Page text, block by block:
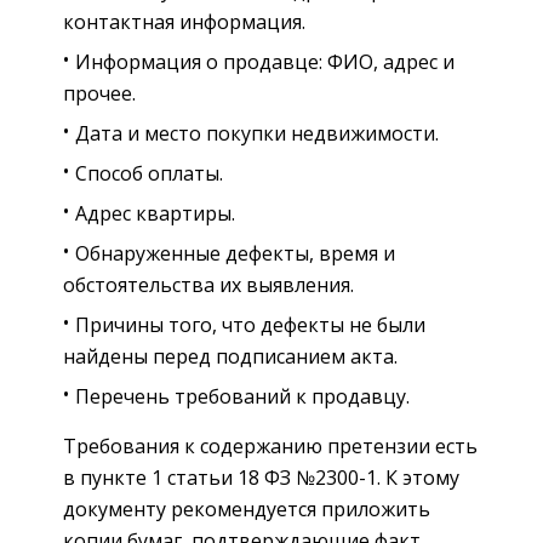
контактная информация.
Информация о продавце: ФИО, адрес и
прочее.
Дата и место покупки недвижимости.
Способ оплаты.
Адрес квартиры.
Обнаруженные дефекты, время и
обстоятельства их выявления.
Причины того, что дефекты не были
найдены перед подписанием акта.
Перечень требований к продавцу.
Требования к содержанию претензии есть
в пункте 1 статьи 18 ФЗ №2300-1. К этому
документу рекомендуется приложить